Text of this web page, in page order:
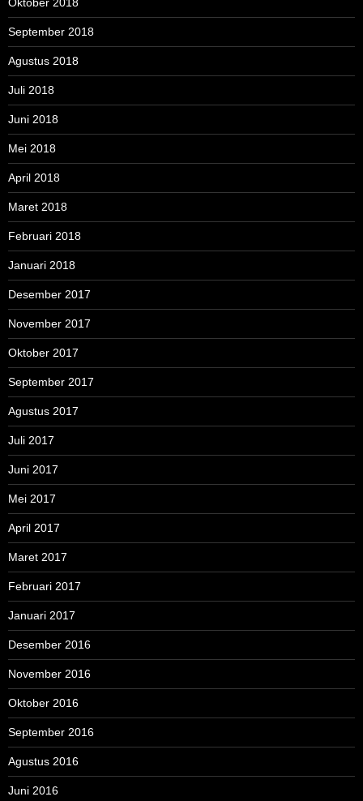
September 2018
Agustus 2018
Juli 2018
Juni 2018
Mei 2018
April 2018
Maret 2018
Februari 2018
Januari 2018
Desember 2017
November 2017
Oktober 2017
September 2017
Agustus 2017
Juli 2017
Juni 2017
Mei 2017
April 2017
Maret 2017
Februari 2017
Januari 2017
Desember 2016
November 2016
Oktober 2016
September 2016
Agustus 2016
Juni 2016